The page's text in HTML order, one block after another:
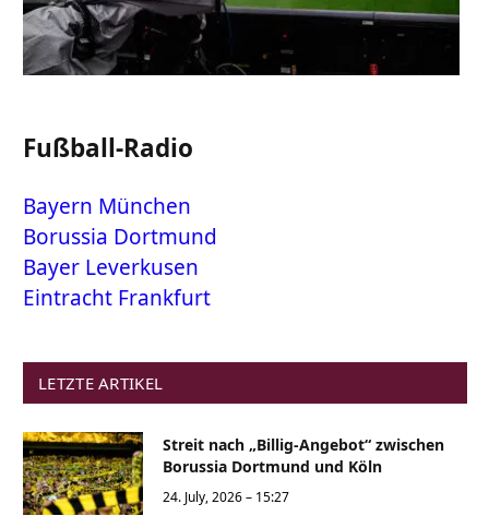
Fußball-Radio
Bayern München
Borussia Dortmund
Bayer Leverkusen
Eintracht Frankfurt
LETZTE ARTIKEL
Streit nach „Billig-Angebot“ zwischen
Borussia Dortmund und Köln
24. July, 2026 – 15:27